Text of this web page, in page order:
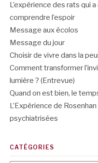
L’expérience des rats qui
comprendre l’espoir
Message aux écolos
Message du jour
Choisir de vivre dans la
Comment transformer
lumière ? (Entrevue)
Quand on est bien, le
L’Expérience de
psychiatrisées
CATÉGORIES